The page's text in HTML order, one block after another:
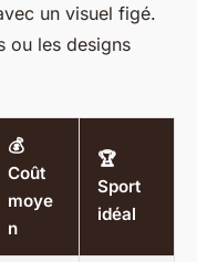
un visuel figé.
ou les designs
💰
Coût
moye
n
🏆
Sport
idéal